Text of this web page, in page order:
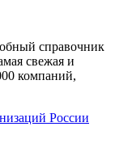
справочник
свежая и
компаний,
России